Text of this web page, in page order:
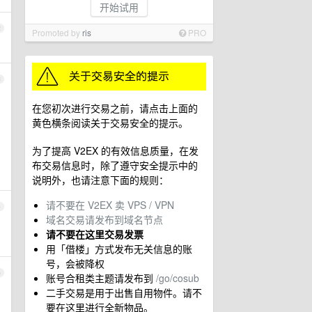
开始试用
Promoted by ris PRO
在您初次进行交易之前，请点击上面的
黄色横条阅读关于交易安全的提示。
为了提高 V2EX 的有效信息质量，在发
布交易信息时，除了遵守安全提示中的
说明外，也请注意下面的规则：
请不要在 V2EX 卖 VPS / VPN
域名交易请发布到域名节点
请不要在这里交易发票
用「借楼」方式发布无关信息的账
号，会被降权
账号合租类主题请发布到 /go/cosub
二手交易是用于出售自用物件。请不
要在这里进行全新物品。